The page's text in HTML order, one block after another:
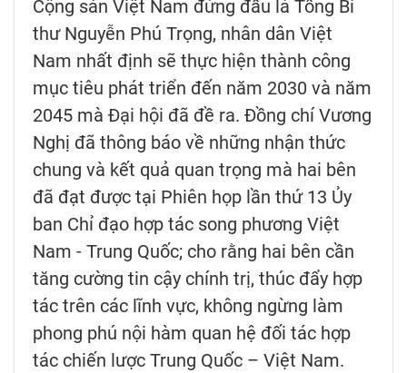
Cộng sản Việt Nam đứng đầu là Tổng Bí
thư Nguyễn Phú Trọng, nhân dân Việt
Nam nhất định sẽ thực hiện thành công
mục tiêu phát triển đến năm 2030 và năm
2045 mà Đại hội đã đề ra. Đồng chí Vương
Nghị đã thông báo về những nhận thức
chung và kết quả quan trọng mà hai bên
đã đạt được tại Phiên họp lần thứ 13 Ủy
ban Chỉ đạo hợp tác song phương Việt
Nam - Trung Quốc; cho rằng hai bên cần
tăng cường tin cậy chính trị, thúc đẩy hợp
tác trên các lĩnh vực, không ngừng làm
phong phú nội hàm quan hệ đối tác hợp
tác chiến lược Trung Quốc – Việt Nam.